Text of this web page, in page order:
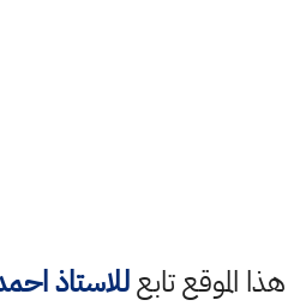
هذا الموقع تابعللاستاذ